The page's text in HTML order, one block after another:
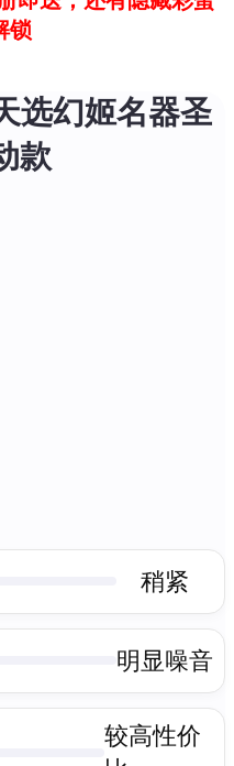
锁
选幻姬名器圣
款
稍紧
明显噪音
较高性价